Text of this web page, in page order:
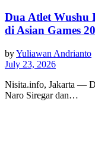
Dua Atlet Wushu
di Asian Games
byYuliawan Andrianto
July 23, 2026
Nisita.info, Jakarta —
Naro Siregar dan…